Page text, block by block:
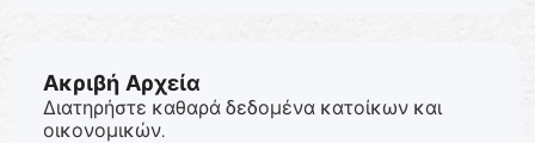
Ακριβή Αρχεία
Διατηρήστε καθαρά δεδομένα κατοίκων και
οικονομικών.